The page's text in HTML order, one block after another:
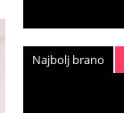
Najbolj brano